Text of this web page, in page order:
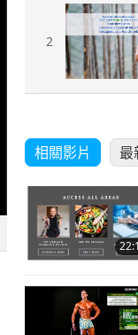
2
相關影片 最